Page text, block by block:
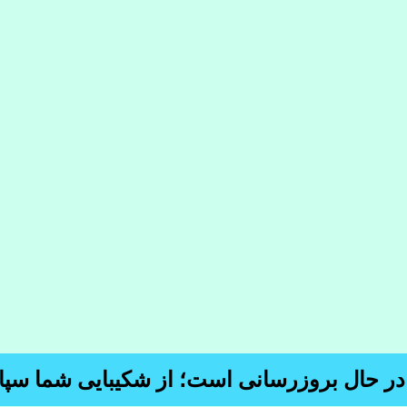
در حال بروزرسانی است؛ از شکیبایی شما